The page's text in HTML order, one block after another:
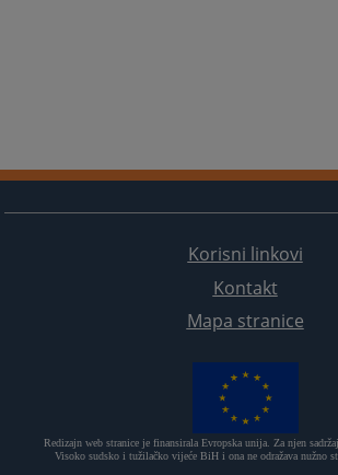
Korisni linkovi
Kontakt
Mapa stranice
Redizajn web stranice je finansirala Evropska unija. Za njen
Visoko sudsko i tužilačko vijeće BiH i ona ne odražava nužno